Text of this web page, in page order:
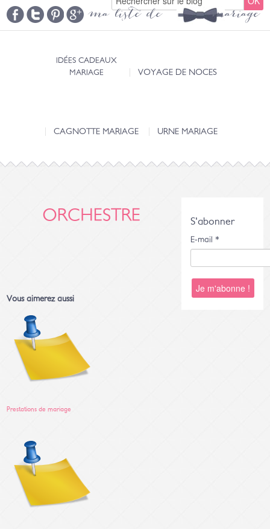
ma liste de mariage
IDÉES CADEAUX
MARIAGE
VOYAGE DE NOCES
CAGNOTTE MARIAGE URNE MARIAGE
ORCHESTRE
Vous aimerez aussi
Prestations de mariage
S'abonner
E-mail *